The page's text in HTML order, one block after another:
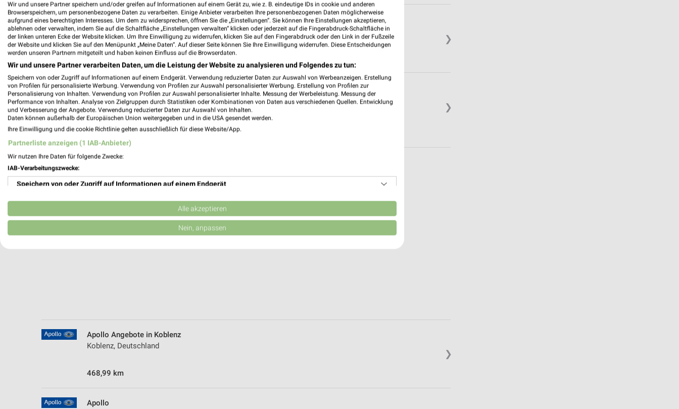
❯
Apollo Angebote in Andernach
Andernach, Deutschland
475,57 km
❯
Apollo Angebote in Mülheim-Kärlich
Mülheim-Kärlich, Deutschland
470,44 km
❯
Apollo Angebote in Koblenz
Koblenz, Deutschland
468,99 km
Apollo
Wir und unsere Partner speichern und/oder greifen auf Informationen auf einem Gerät zu, wie z. B. eindeutige IDs in cookie und anderen
Browserspeichern, um personenbezogene Daten zu verarbeiten. Einige Anbieter verarbeiten Ihre personenbezogenen Daten möglicherweise
aufgrund eines berechtigten Interesses. Um dem zu widersprechen, öffnen Sie die „Einstellungen“. Sie können Ihre Einstellungen akzeptieren,
ablehnen oder verwalten, indem Sie auf die Schaltfläche „Einstellungen verwalten“ klicken oder jederzeit auf die Fingerabdruck-Schaltfläche in
der linken unteren Ecke der Website klicken. Um Ihre Einwilligung zu widerrufen, klicken Sie auf den Fingerabdruck oder den Link in der Fußzeile
der Website und klicken Sie auf den Menüpunkt „Meine Daten“. Auf dieser Seite können Sie Ihre Einwilligung widerrufen. Diese Entscheidungen
werden unseren Partnern mitgeteilt und haben keinen Einfluss auf die Browserdaten.
Wir und unsere Partner verarbeiten Daten, um die Leistung der Website zu analysieren und Folgendes zu tun:
Speichern von oder Zugriff auf Informationen auf einem Endgerät. Verwendung reduzierter Daten zur Auswahl von Werbeanzeigen. Erstellung
von Profilen für personalisierte Werbung. Verwendung von Profilen zur Auswahl personalisierter Werbung. Erstellung von Profilen zur
Personalisierung von Inhalten. Verwendung von Profilen zur Auswahl personalisierter Inhalte. Messung der Werbeleistung. Messung der
Performance von Inhalten. Analyse von Zielgruppen durch Statistiken oder Kombinationen von Daten aus verschiedenen Quellen. Entwicklung
und Verbesserung der Angebote. Verwendung reduzierter Daten zur Auswahl von Inhalten.
Daten können außerhalb der Europäischen Union weitergegeben und in die USA gesendet werden.
Ihre Einwilligung und die cookie Richtlinie gelten ausschließlich für diese Website/App.
Partnerliste anzeigen (1 IAB-Anbieter)
Wir nutzen Ihre Daten für folgende Zwecke:
IAB-Verarbeitungszwecke:
Speichern von oder Zugriff auf Informationen auf einem Endgerät
Verwendung reduzierter Daten zur Auswahl von Werbeanzeigen
Erstellung von Profilen für personalisierte Werbung
Messung der Performance von Inhalten
Analyse von Zielgruppen durch Statistiken oder Kombinationen von Daten aus verschiedenen
Entwicklung und Verbesserung der Angebote
Verwendung reduzierter Daten zur Auswahl von Inhalten
Alle akzeptieren
Nein, anpassen